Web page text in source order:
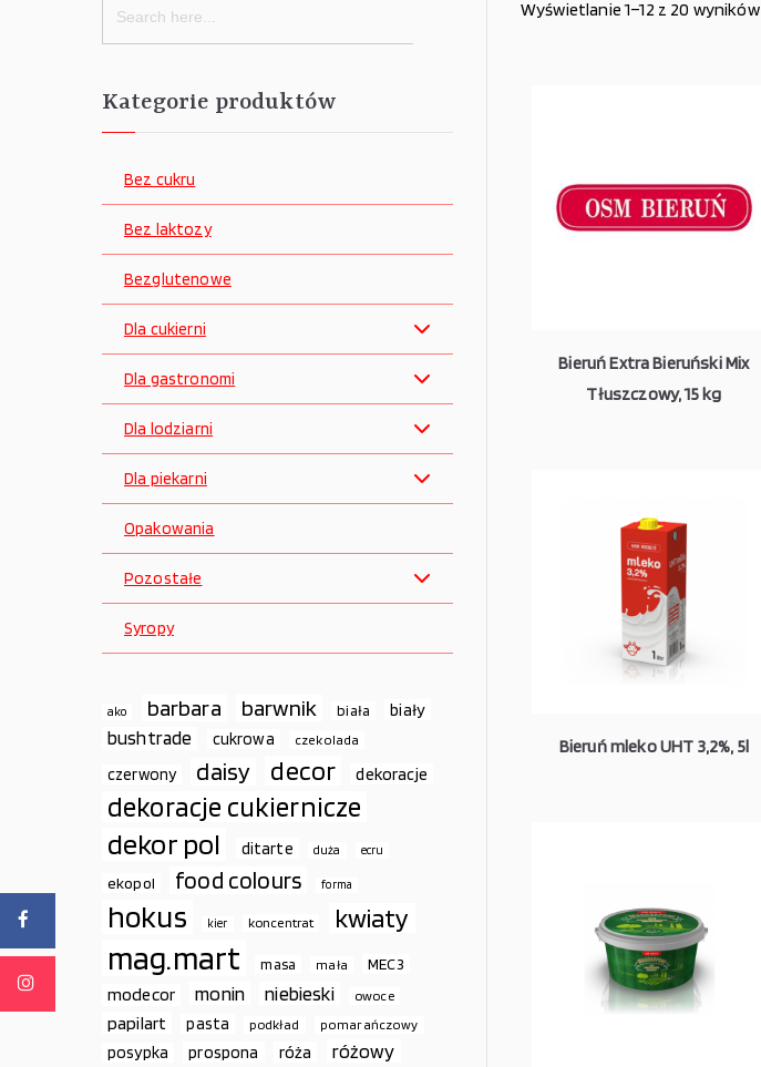
Wyświetlanie 1–12 z 20 wyników
Bieruń Extra Bieruński Mix
Tłuszczowy, 15 kg
Bieruń mleko UHT 3,2%, 5l
for:
Kategorie produktów
Bez cukru
Bez laktozy
Bezglutenowe
Dla cukierni
Dla gastronomi
Dla lodziarni
Dla piekarni
Opakowania
Pozostałe
Syropy
ako barbara barwnik biała biały
bushtrade cukrowa czekolada
czerwony daisy decor dekoracje
dekoracje cukiernicze
dekor pol ditarte duża ecru
ekopol food colours forma
hokus kier koncentrat kwiaty
mag.mart masa mała MEC3
modecor monin niebieski owoce
papilart pasta podkład pomarańczowy
posypka prospona róża różowy